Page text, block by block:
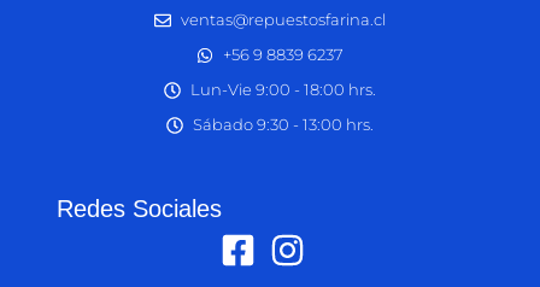
ventas@repuestosfarina.cl
+56 9 8839 6237
Lun-Vie 9:00 - 18:00 hrs.
Sábado 9:30 - 13:00 hrs.
Redes Sociales